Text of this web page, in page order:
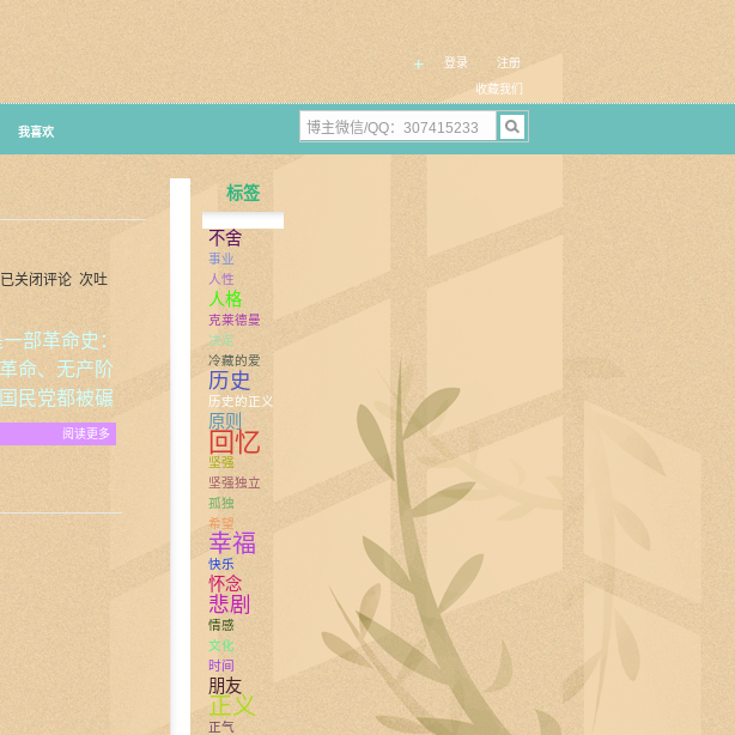
注册
登录
+
收藏我们
我喜欢
已关闭评论 次吐
部革命史：
命、无产阶
民党都被碾
阅读更多
标签
不舍
事业
人性
人格
克莱德曼
决定
冷藏的爱
历史
历史的正义
原则
回忆
坚强
坚强独立
孤独
希望
幸福
快乐
怀念
悲剧
情感
文化
时间
朋友
正义
正气